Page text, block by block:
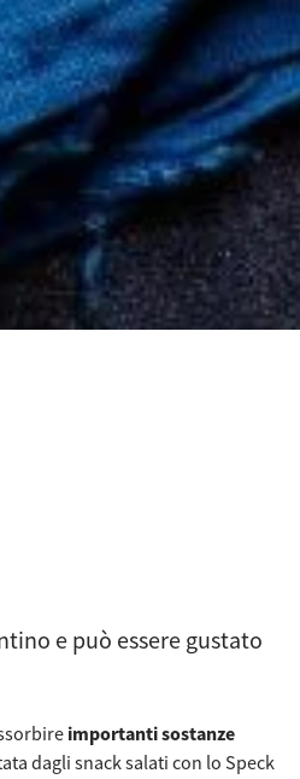
e può essere gustato
importanti sostanze
dagli snack salati con lo Speck